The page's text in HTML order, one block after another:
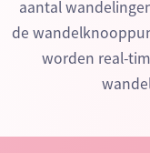
aantal
de
worden real-